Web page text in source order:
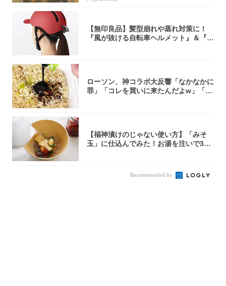
【無印良品】髪型崩れや蒸れ対策に！
『風が抜ける自転車ヘルメット』＆『2
ローソン、神コラボ大反響「なかなかに
罪」「コレを買いに来たんだよw」「３
【福神漬けのじゃない使い方】「みそ
玉」に仕込んでみた！お湯を注いで30
Recommended by